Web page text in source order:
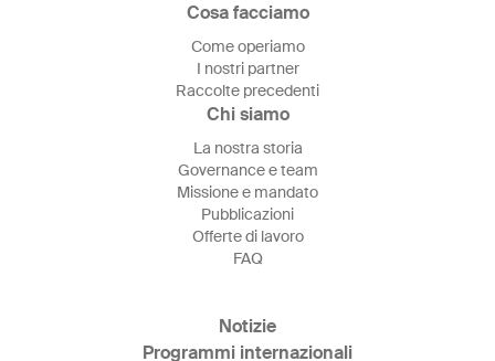
Cosa facciamo
Come operiamo
I nostri partner
Raccolte precedenti
Chi siamo
La nostra storia
Governance e team
Missione e mandato
Pubblicazioni
Offerte di lavoro
FAQ
Notizie
Programmi internazionali